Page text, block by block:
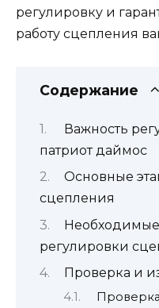
регулировку и
работу сцепления
Содержание
Важность
патриот даймос
Основные
сцепления
регулировки
Проверка и